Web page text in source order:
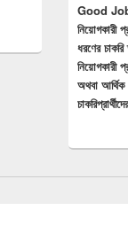
Good Job
নিয়োগকারী
ধরণের
নিয়োগকারী
অথবা